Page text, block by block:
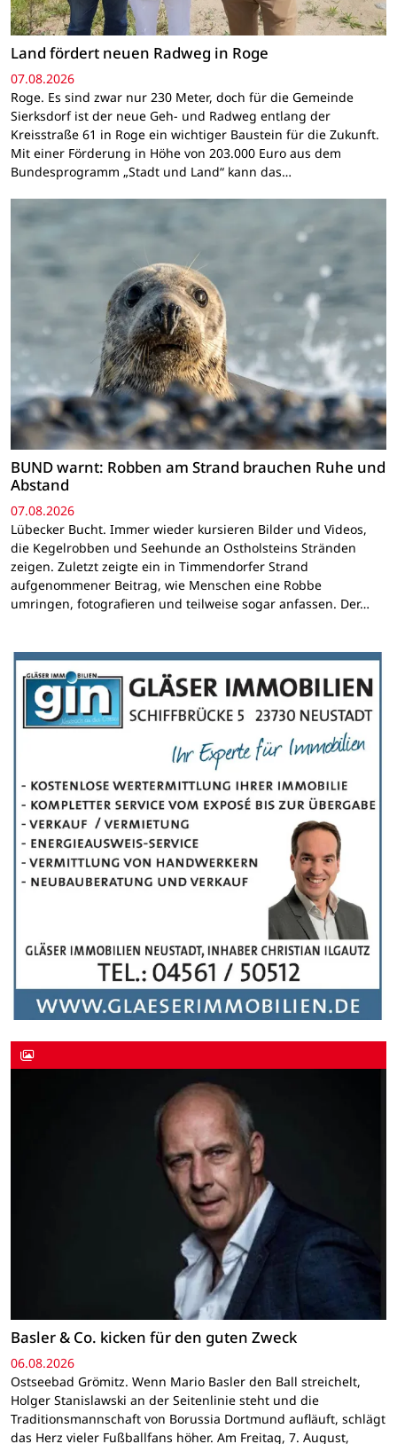
Land fördert neuen Radweg in Roge
07.08.2026
Roge. Es sind zwar nur 230 Meter, doch für die Gemeinde
Sierksdorf ist der neue Geh- und Radweg entlang der
Kreisstraße 61 in Roge ein wichtiger Baustein für die Zukunft.
Mit einer Förderung in Höhe von 203.000 Euro aus dem
Bundesprogramm „Stadt und Land“ kann das…
BUND warnt: Robben am Strand brauchen Ruhe und
Abstand
07.08.2026
Lübecker Bucht. Immer wieder kursieren Bilder und Videos,
die Kegelrobben und Seehunde an Ostholsteins Stränden
zeigen. Zuletzt zeigte ein in Timmendorfer Strand
aufgenommener Beitrag, wie Menschen eine Robbe
umringen, fotografieren und teilweise sogar anfassen. Der…
Basler & Co. kicken für den guten Zweck
06.08.2026
Ostseebad Grömitz. Wenn Mario Basler den Ball streichelt,
Holger Stanislawski an der Seitenlinie steht und die
Traditionsmannschaft von Borussia Dortmund aufläuft, schlägt
das Herz vieler Fußballfans höher. Am Freitag, 7. August,